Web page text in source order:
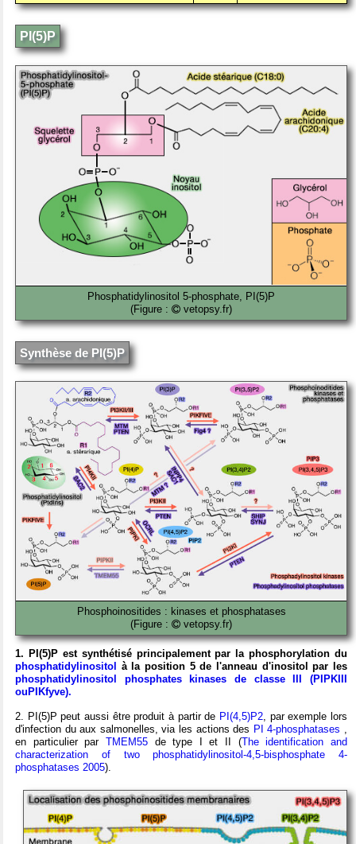
PI(5)P
Phosphatidylinositol 5-phosphate, PI(5)P
(Figure :
vetopsy.fr)
Synthèse de PI(5)P
Phosphoinositides : kinases et phosphatases
(Figure :
vetopsy.fr)
1. PI(5)P est synthétisé principalement par la phosphorylation du
phosphatidylinositol
à la position 5 de l'anneau d'inositol par les
phosphatidylinositol phosphates kinases de classe III (PIPKIII
ouPIKfyve).
2. PI(5)P peut aussi être produit à partir de PI(4,5)P2, par exemple lors
d'infection du aux salmonelles, via les actions des PI 4-phosphatases ,
en particulier par TMEM55de type I et II (The identification and
characterization of two phosphatidylinositol-4,5-bisphosphate 4-
phosphatases 2005).